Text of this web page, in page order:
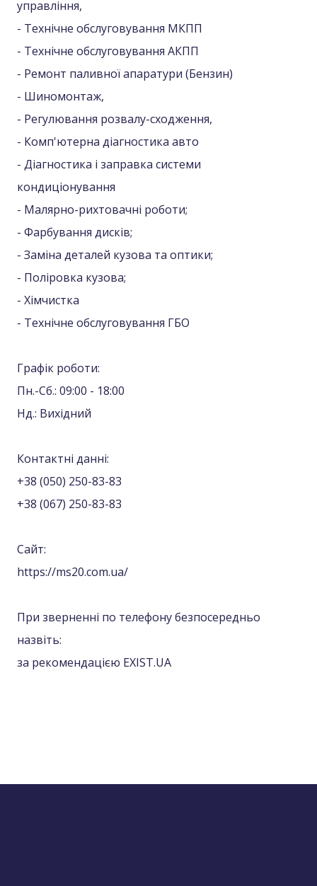
управління,
- Технічне обслуговування МКПП
- Технічне обслуговування АКПП
- Ремонт паливної апаратури (Бензин)
- Шиномонтаж,
- Регулювання розвалу-сходження,
- Комп'ютерна діагностика авто
- Діагностика і заправка системи
кондиціонування
- Малярно-рихтовачні роботи;
- Фарбування дисків;
- Заміна деталей кузова та оптики;
- Поліровка кузова;
- Хімчистка
- Технічне обслуговування ГБО
Графік роботи:
Пн.-Сб.: 09:00 - 18:00
Нд.: Вихідний
Контактні данні:
+38 (050) 250-83-83
+38 (067) 250-83-83
Сайт:
https://ms20.com.ua/
При зверненні по телефону безпосередньо
назвіть:
за рекомендацією EXIST.UA